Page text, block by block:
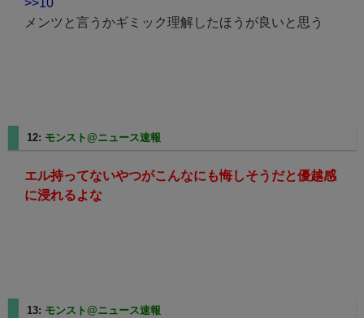
>>10
メンツと言うかギミック理解したほうが良いと思う
12: モンスト@ニュース速報
エル持ってないやつがこんなにも悔しそうだと優越感
に浸れるよな
13: モンスト@ニュース速報